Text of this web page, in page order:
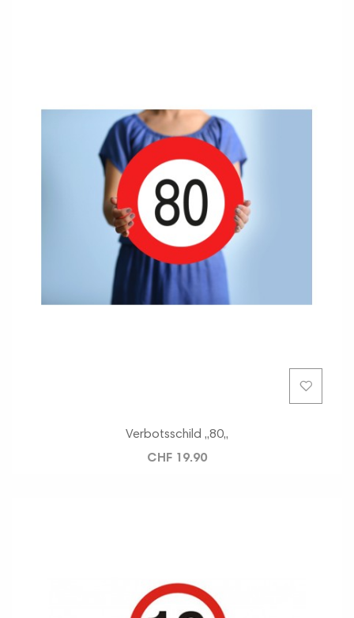
Verbotsschild ,,80,,
CHF 19.90